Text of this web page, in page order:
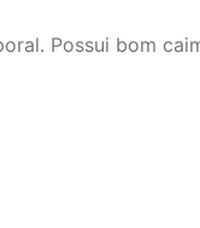
Possui bom